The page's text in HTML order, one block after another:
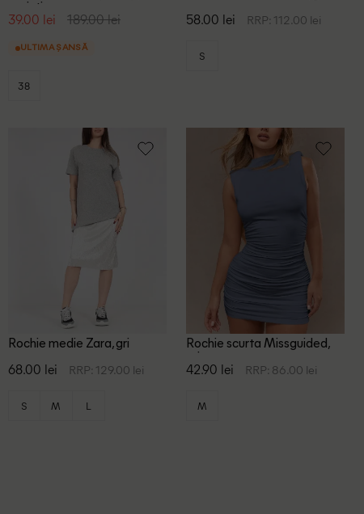
argintiu
39.00 lei 189.00 lei
ULTIMA ȘANSĂ
38
58.00 lei RRP: 112.00 lei
S
Rochie medie Zara, gri
68.00 lei RRP: 129.00 lei
S M L
Rochie scurta Missguided,
42.90 lei RRP: 86.00 lei
M